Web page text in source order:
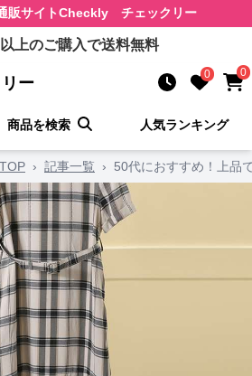
販サイトCheckly チェックリー
上のご購入で送料無料
ー 0 0
商品を検索 人気ランキング
› 記事一覧 › 50代におすすめ！上品